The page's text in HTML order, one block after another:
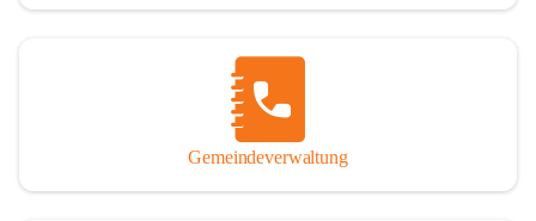
26 Männer an der Front, weitere 16 werden vermisst.
Von 1971 bis 1991 gehörte Wörterberg zur Gemeinde
Ollersdorf. Durch den Einsatz von mehreren Ortsansässigen
wurde Wörterberg 1991 wieder eine eigenständige
Gemeindeverwaltung